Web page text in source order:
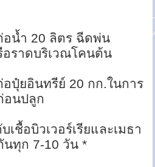
อน้ำ 20 ลิตร ฉีดพ่น
อราดบริเวณโคนต้น
ปุ๋ยอินทรีย์ 20 กก.ในการ
อนปลูก
ชื้อบิวเวอร์เรียและเมธา
นทุก 7-10 วัน *